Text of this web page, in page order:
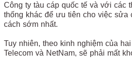
Công ty tàu cáp quốc tế và với các
thống khác để ưu tiên cho việc sửa
cách sớm nhất.
Tuy nhiên, theo kinh nghiệm của
Telecom và NetNam, sẽ phải mất